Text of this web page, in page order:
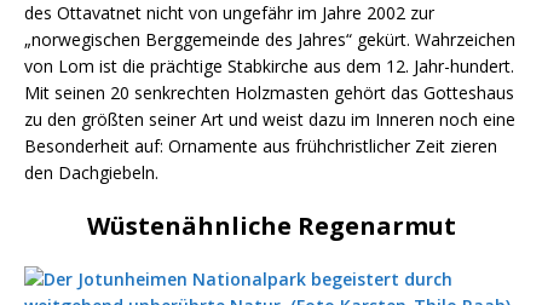
des Ottavatnet nicht von ungefähr im Jahre 2002 zur
„norwegischen Berggemeinde des Jahres“ gekürt. Wahrzeichen
von Lom ist die prächtige Stabkirche aus dem 12. Jahr-hundert.
Mit seinen 20 senkrechten Holzmasten gehört das Gotteshaus
zu den größten seiner Art und weist dazu im Inneren noch eine
Besonderheit auf: Ornamente aus frühchristlicher Zeit zieren
den Dachgiebeln.
Wüstenähnliche Regenarmut